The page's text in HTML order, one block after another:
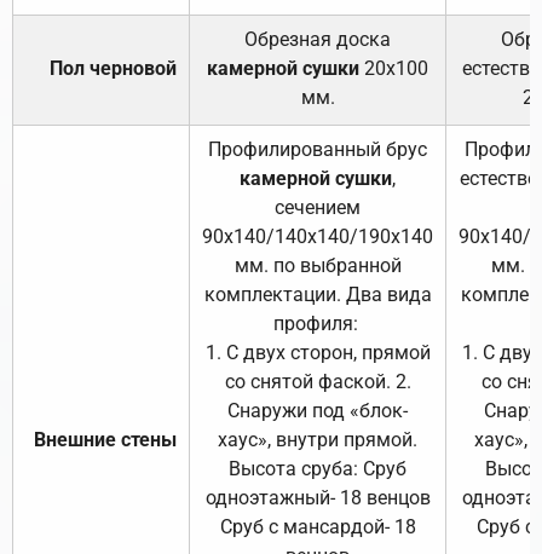
Пол черновой
Обрезная доска
камерной сушки 20х100
мм.
Внешние стены
Профилированный брус
камерной сушки,
сечением
90х140/140х140/190х140
мм. по выбранной
комплектации. Два вида
профиля:
1. С двух сторон, прямой
со снятой фаской. 2.
Снаружи под «блок-
хаус», внутри прямой.
Высота сруба: Сруб
одноэтажный- 18 венцов
Сруб с мансардой- 18
90х140/
мм.
1. С
со
хаус»,
Сруб с